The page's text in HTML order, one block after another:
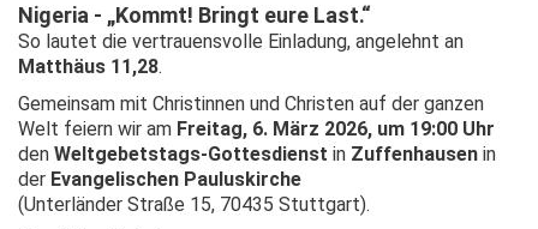
Nigeria - „Kommt! Bringt eure Last.“
So lautet die vertrauensvolle Einladung, angelehnt an
Matthäus 11,28.
Gemeinsam mit Christinnen und Christen auf der ganzen
Welt feiern wir am Freitag, 6. März 2026, um 19:00 Uhr
den Weltgebetstags-Gottesdienst in Zuffenhausen in
der Evangelischen Pauluskirche
(Unterländer Straße 15, 70435 Stuttgart).